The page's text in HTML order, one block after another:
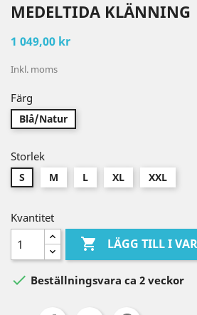
MEDELTIDA KLÄNNING
1 049,00 kr
Inkl. moms
Färg
Blå/Natur
Storlek
S M L XL XXL
Kvantitet
 LÄGG TILL I
 Beställningsvara ca 2 veckor